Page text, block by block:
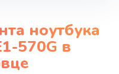
ноутбука
570G в